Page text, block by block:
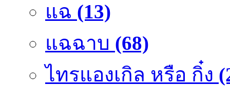
แฉ (13)
แฉฉาบ (68)
ไทรแองเกิล หรือ กิ๋ง